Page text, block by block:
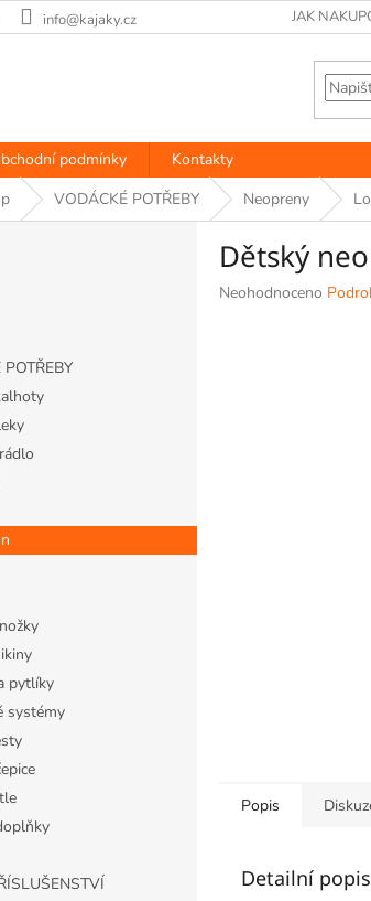
info@kajaky.cz JAK
podmínky
Kontakty
VODÁCKÉ POTŘEBY Neopreny
pytlíky
systémy
Dětský
Průměrné
Neohodnoceno
Popis
Detailní